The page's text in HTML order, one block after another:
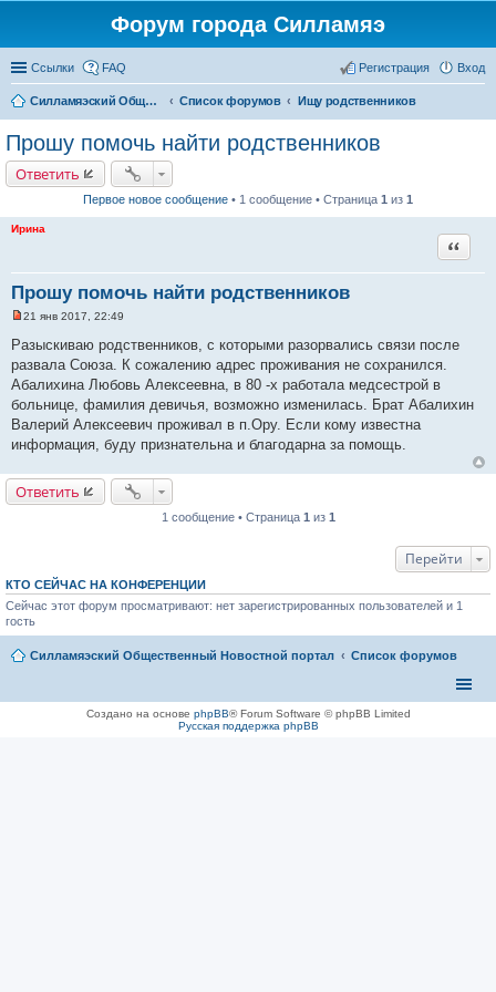
Форум города Силламяэ
Ссылки FAQ Вход
Регистрация
Силламяэский Общественный Новостной портал Список форумов Ищу родственников
Прошу помочь найти родственников
Ответить
Первое новое сообщение • 1 сообщение • Страница 1 из 1
Ирина
Прошу помочь найти родственников
Цитата
п
р
о
ч
и
а
н
о
е
с
н
и
е
21 янв 2017, 22:49
Разыскиваю родственников, с которыми разорвались связи после
развала Союза. К сожалению адрес проживания не сохранился.
Абалихина Любовь Алексеевна, в 80 -х работала медсестрой в
больнице, фамилия девичья, возможно изменилась. Брат Абалихин
Валерий Алексеевич проживал в п.Ору. Если кому известна
информация, буду признательна и благодарна за помощь.
Ответить
1 сообщение • Страница 1 из 1
Перейти
КТО СЕЙЧАС НА КОНФЕРЕНЦИИ
Сейчас этот форум просматривают: нет зарегистрированных пользователей и 1
гость
Силламяэский Общественный Новостной портал Список форумов
Создано на основе phpBB® Forum Software © phpBB Limited
Русская поддержка phpBB